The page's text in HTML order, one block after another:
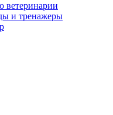
ветеринарии
и тренажеры